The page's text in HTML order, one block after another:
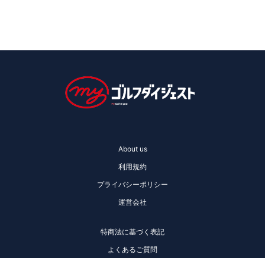
About us
利用規約
プライバシーポリシー
運営会社
特商法に基づく表記
よくあるご質問